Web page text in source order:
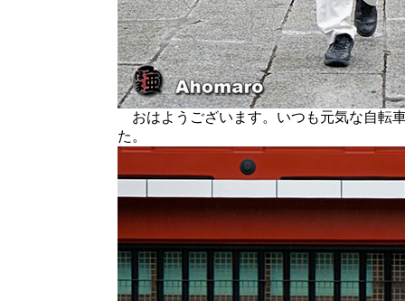
おはようございます。いつも元気な自転
た。